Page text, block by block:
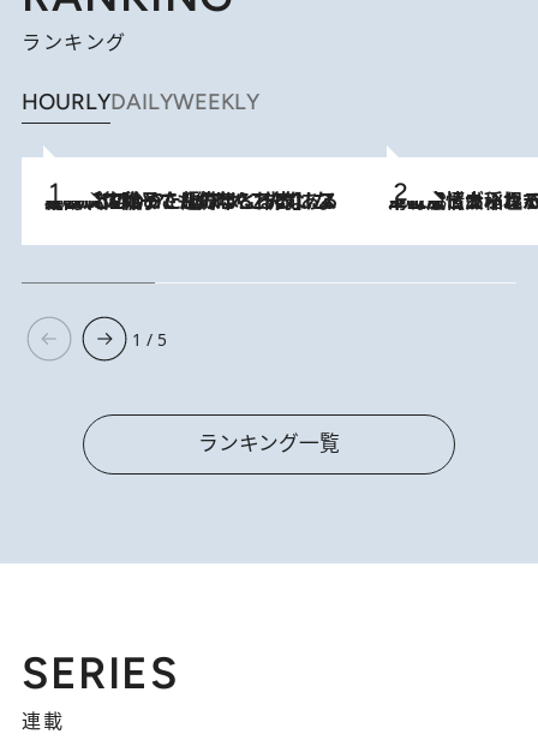
ランキング
HOURLYDAILYWEEKLY
2026.8.5
【阿川佐和子さんの年とる力】なぜ70代で始めた趣味は“こんなに楽しい”のか？ ピアノ、俳句…スランプに陥っても続けられる“ある秘訣”とは 2026.8.5
下町風情あふれる台北屈指の人気エリア・大稲埕でセンスのいい台湾土産《ヴ
1 / 5
ランキング一覧
SERIES
連載